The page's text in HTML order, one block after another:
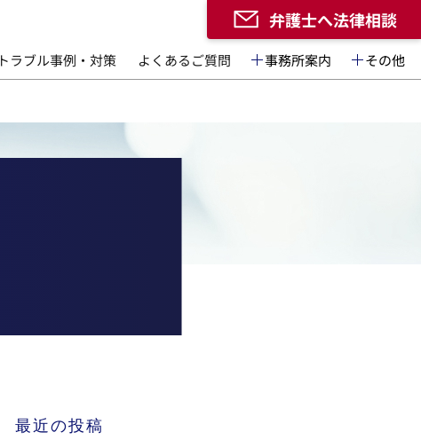
弁護士へ法律相談
トラブル事例・対策 よくあるご質問 事務所案内 その他
最近の投稿